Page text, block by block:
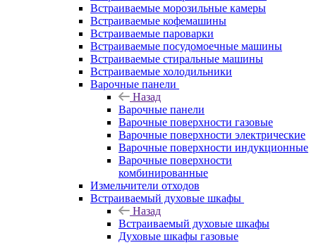
Встраиваемые морозильные камеры
Встраиваемые кофемашины
Встраиваемые пароварки
Встраиваемые посудомоечные машины
Встраиваемые стиральные машины
Встраиваемые холодильники
Варочные панели
Назад
Варочные панели
Варочные поверхности газовые
Варочные поверхности электрические
Варочные поверхности индукционные
Варочные поверхности
комбинированные
Измельчители отходов
Встраиваемый духовые шкафы
Назад
Встраиваемый духовые шкафы
Духовые шкафы газовые